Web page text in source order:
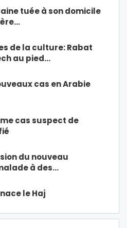
tuée à son domicile
de la culture: Rabat
au pied…
cas en Arabie
cas suspect de
du nouveau
à des…
le Haj